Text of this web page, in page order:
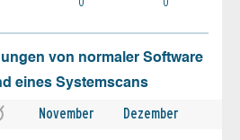
von normaler Software
eines Systemscans
November Dezember